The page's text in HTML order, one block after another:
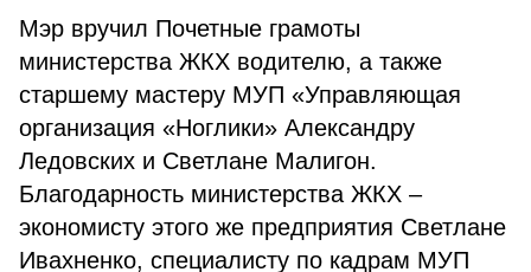
Мэр вручил Почетные грамоты
министерства ЖКХ водителю, а также
старшему мастеру МУП «Управляющая
организация «Ноглики» Александру
Ледовских и Светлане Малигон.
Благодарность министерства ЖКХ –
экономисту этого же предприятия Светлане
Ивахненко, специалисту по кадрам МУП